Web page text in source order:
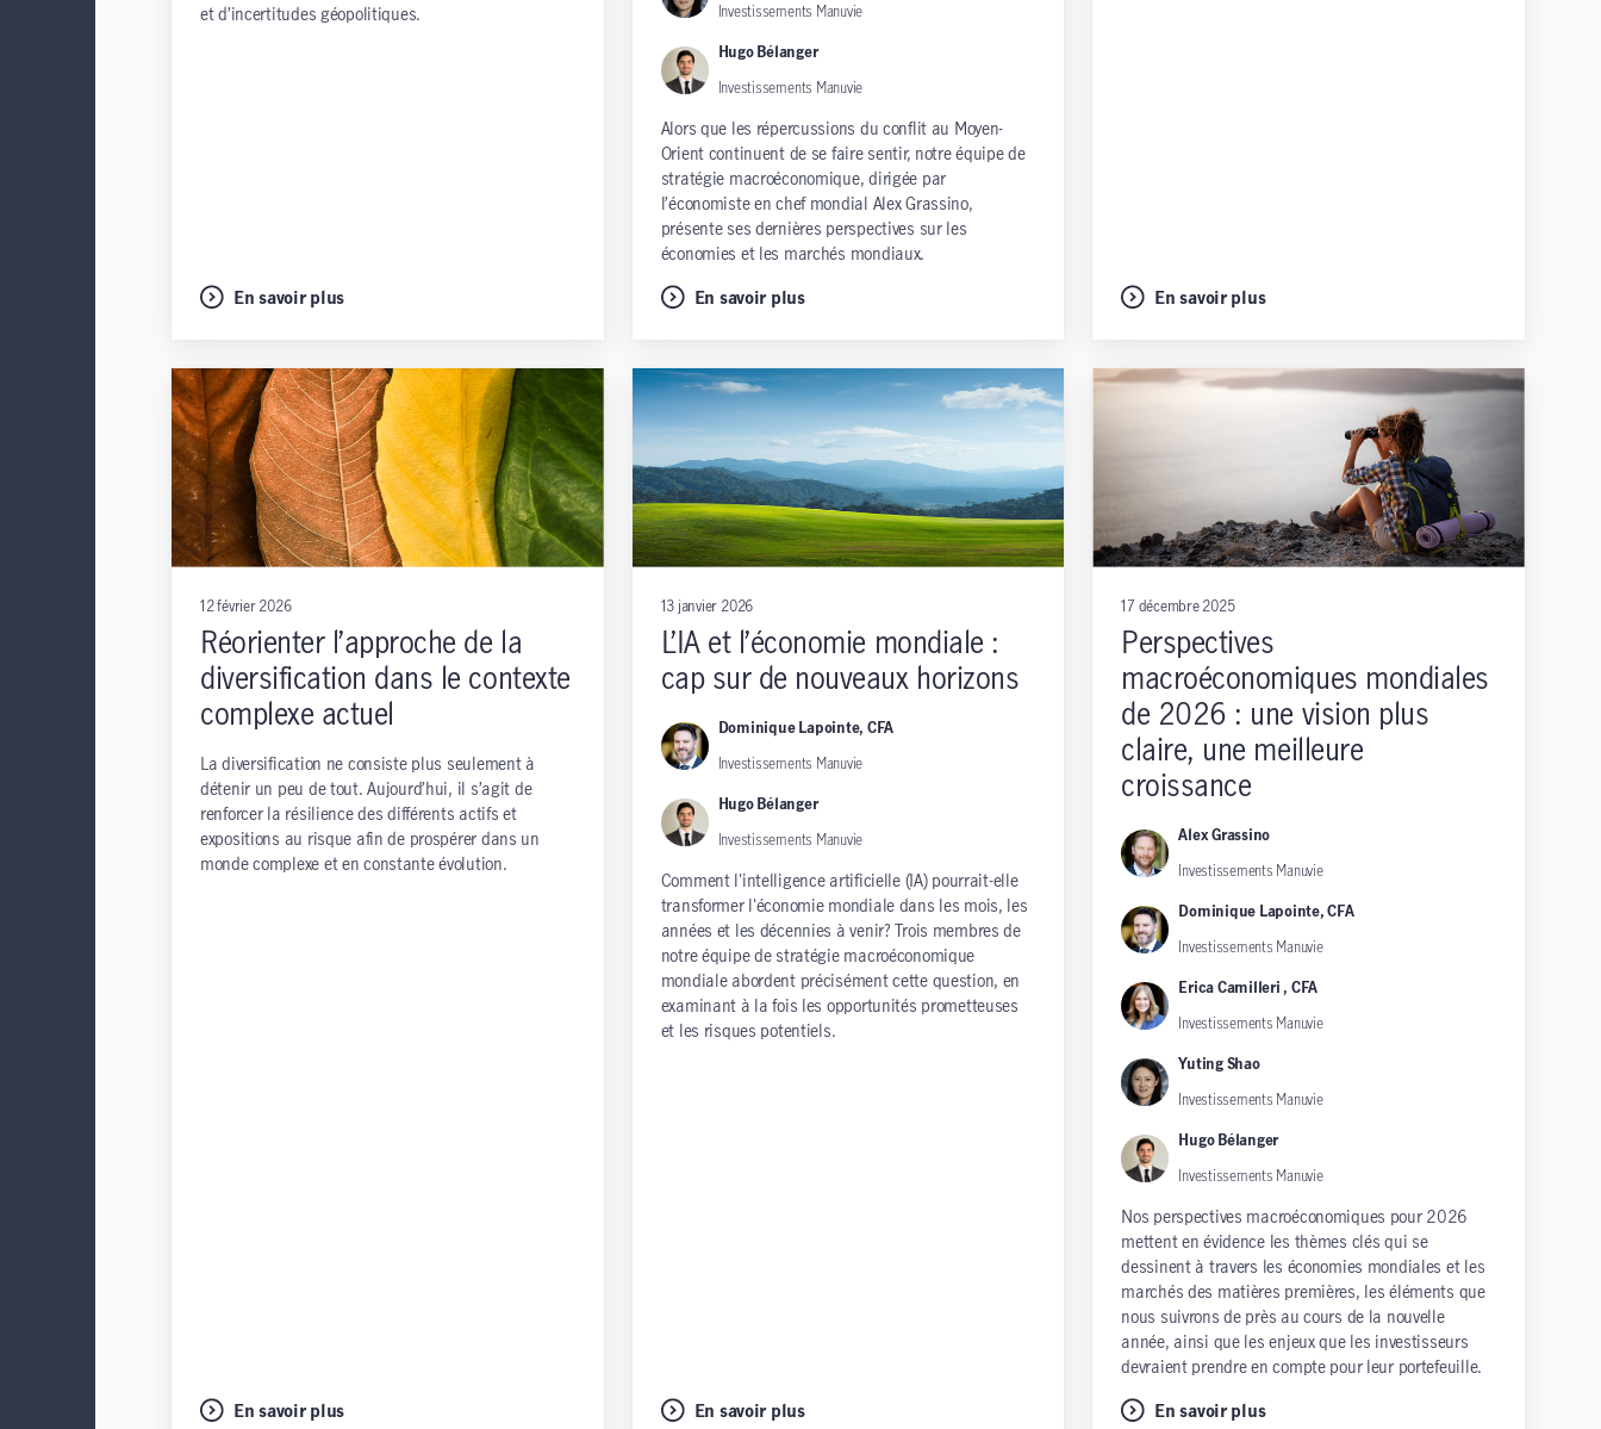
et d’incertitudes géopolitiques.
En savoir plus
Investissements Manuvie
Hugo Bélanger
Investissements Manuvie
Alors que les répercussions du conflit au Moyen-
Orient continuent de se faire sentir, notre équipe de
stratégie macroéconomique, dirigée par
l’économiste en chef mondial Alex Grassino,
présente ses dernières perspectives sur les
économies et les marchés mondiaux.
En savoir plus En savoir plus
12 février 2026
Réorienter l’approche de la
diversification dans le contexte
complexe actuel
La diversification ne consiste plus seulement à
détenir un peu de tout. Aujourd’hui, il s’agit de
renforcer la résilience des différents actifs et
expositions au risque afin de prospérer dans un
monde complexe et en constante évolution.
En savoir plus
13 janvier 2026
L’IA et l’économie mondiale :
cap sur de nouveaux horizons
Dominique Lapointe, CFA
Investissements Manuvie
Hugo Bélanger
Investissements Manuvie
Comment l'intelligence artificielle (IA) pourrait-elle
transformer l'économie mondiale dans les mois, les
années et les décennies à venir? Trois membres de
notre équipe de stratégie macroéconomique
mondiale abordent précisément cette question, en
examinant à la fois les opportunités prometteuses
et les risques potentiels.
En savoir plus
17 décembre 2025
Perspectives
macroéconomiques mondiales
de 2026 : une vision plus
claire, une meilleure
croissance
Alex Grassino
Investissements Manuvie
Dominique Lapointe, CFA
Investissements Manuvie
Erica Camilleri , CFA
Investissements Manuvie
Yuting Shao
Investissements Manuvie
Hugo Bélanger
Investissements Manuvie
Nos perspectives macroéconomiques pour 2026
mettent en évidence les thèmes clés qui se
dessinent à travers les économies mondiales et les
marchés des matières premières, les éléments que
nous suivrons de près au cours de la nouvelle
année, ainsi que les enjeux que les investisseurs
devraient prendre en compte pour leur portefeuille.
En savoir plus